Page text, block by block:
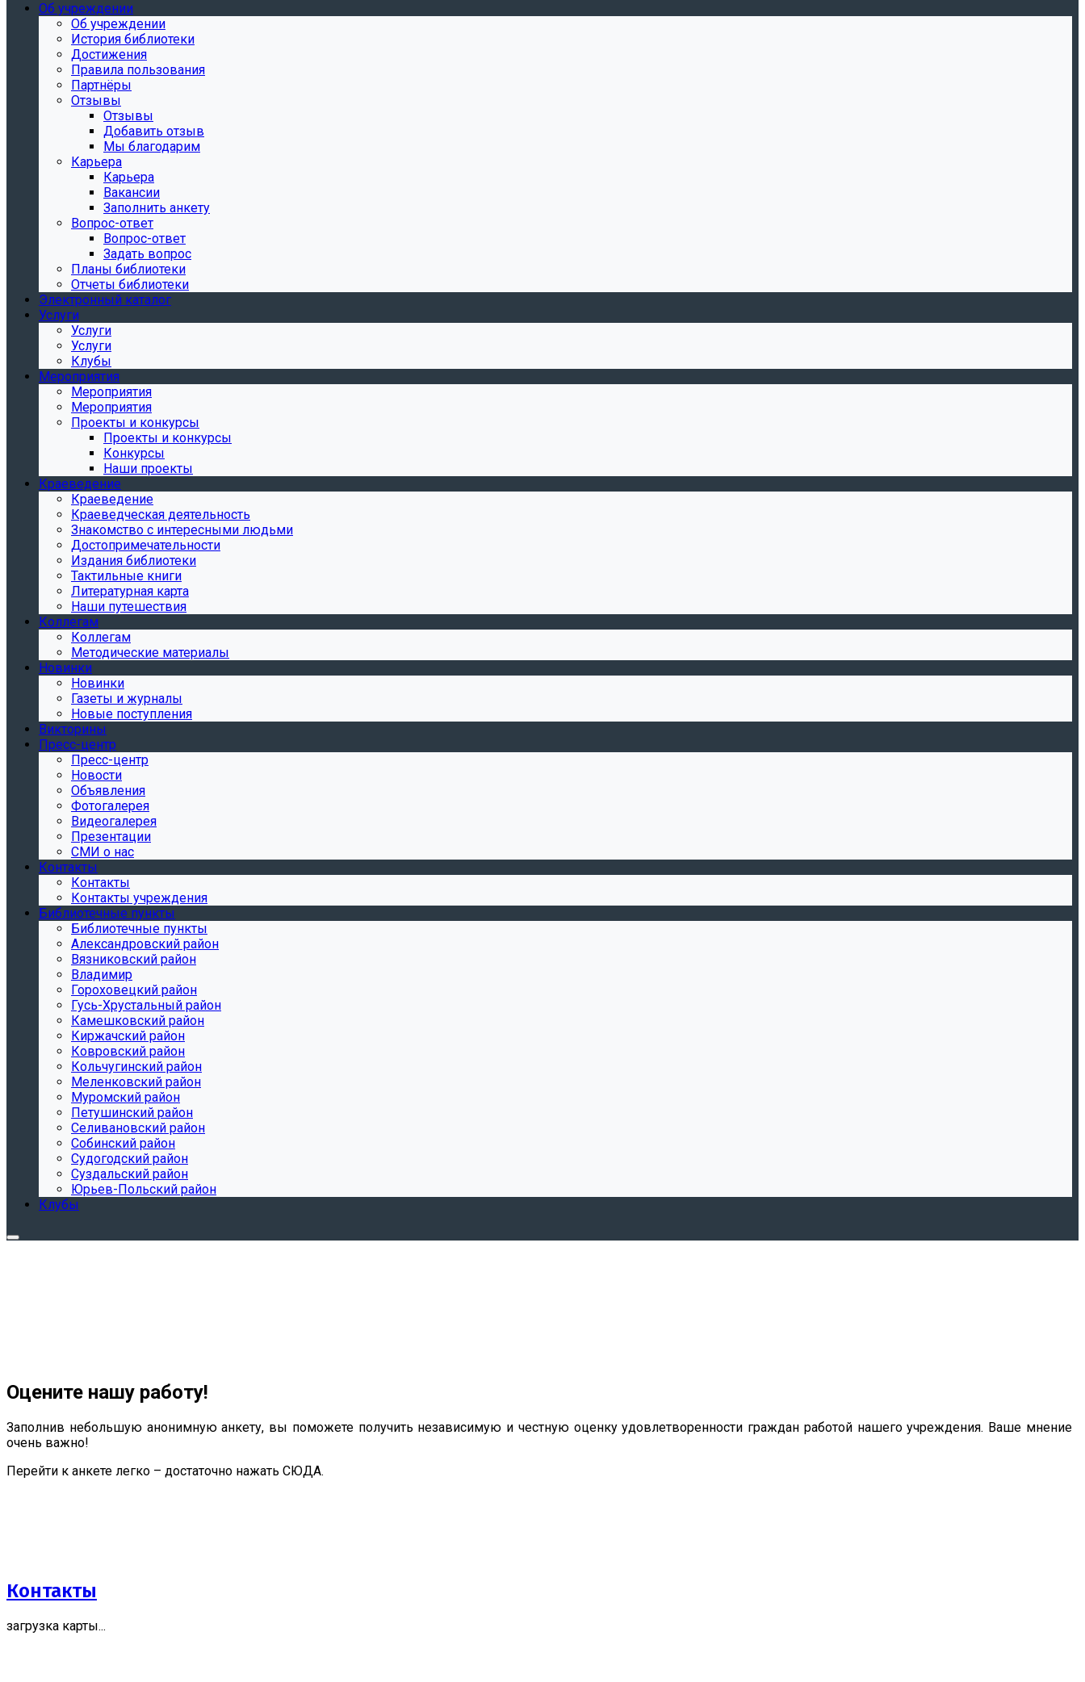
Об учреждении
Об учреждении
История библиотеки
Достижения
Правила пользования
Партнёры
Отзывы
Отзывы
Добавить отзыв
Мы благодарим
Карьера
Карьера
Вакансии
Заполнить анкету
Вопрос-ответ
Вопрос-ответ
Задать вопрос
Планы библиотеки
Отчеты библиотеки
Электронный каталог
Услуги
Услуги
Услуги
Клубы
Мероприятия
Мероприятия
Мероприятия
Проекты и конкурсы
Проекты и конкурсы
Конкурсы
Наши проекты
Краеведение
Краеведение
Краеведческая деятельность
Знакомство с интересными людьми
Достопримечательности
Издания библиотеки
Тактильные книги
Литературная карта
Наши путешествия
Коллегам
Коллегам
Методические материалы
Новинки
Новинки
Газеты и журналы
Новые поступления
Викторины
Пресс-центр
Пресс-центр
Новости
Объявления
Фотогалерея
Видеогалерея
Презентации
СМИ о нас
Контакты
Контакты
Контакты учреждения
Библиотечные пункты
Библиотечные пункты
Александровский район
Вязниковский район
Владимир
Гороховецкий район
Гусь-Хрустальный район
Камешковский район
Киржачский район
Ковровский район
Кольчугинский район
Меленковский район
Муромский район
Петушинский район
Селивановский район
Собинский район
Судогодский район
Суздальский район
Юрьев-Польский район
Клубы
Оцените нашу работу!
Заполнив небольшую анонимную анкету, вы поможете получить независимую и честную оценку удовлетворенности граждан работой нашего учреждения. Ваше мнение
очень важно!
Перейти к анкете легко – достаточно нажать СЮДА.
Контакты
загрузка карты...